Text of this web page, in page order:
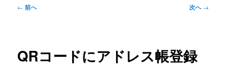
投
ー
← 前へ 次へ→
QRコードにアドレス帳登録